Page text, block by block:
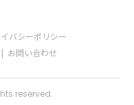
バシーポリシー
お問い合わせ
reserved.